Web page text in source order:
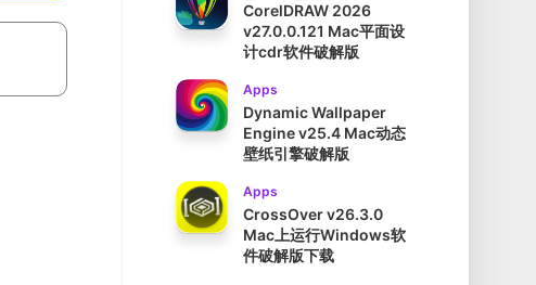
CorelDRAW 2026
v27.0.0.121 Mac平面设
计cdr软件破解版
Apps
Dynamic Wallpaper
Engine v25.4 Mac动态
壁纸引擎破解版
Apps
CrossOver v26.3.0
Mac上运行Windows软
件破解版下载